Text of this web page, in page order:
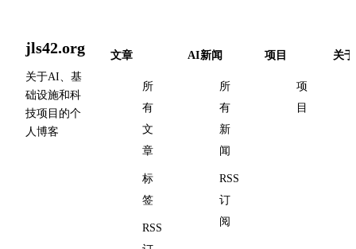
jls42.org
关于AI、基
础设施和科
技项目的个
人博客
文章
所
有
文
章
标
签
RSS
AI新闻
所
有
新
闻
RSS
订
阅
项目
项
目
关于